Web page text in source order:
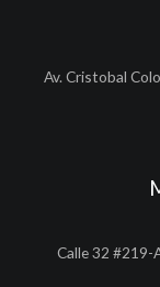
Av. Cristobal
Calle 32 #219-